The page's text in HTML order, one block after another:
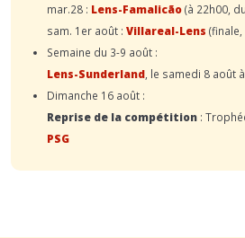
mar.28 : Lens-Famalicão(à 22h00,
sam. 1er août : Villareal-Lens
Semaine du 3-9 août :
Lens-Sunderland , le samedi 8 août
Dimanche 16 août :
Reprise de la compétition :
PSG